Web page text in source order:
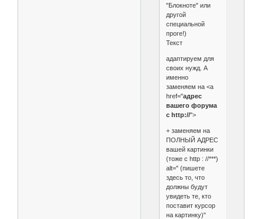
"Блокноте" или
другой
специальной
проге!)
Текст
адаптируем для
своих нужд. А
именно
заменяем на <a
href="адрес
вашего форума
с http://">
+ заменяем на
ПОЛНЫЙ АДРЕС
вашей картинки
(тоже с http : //***)
alt=" (пишете
здесь то, что
должны будут
увидеть те, кто
поставит курсор
на картинку)"